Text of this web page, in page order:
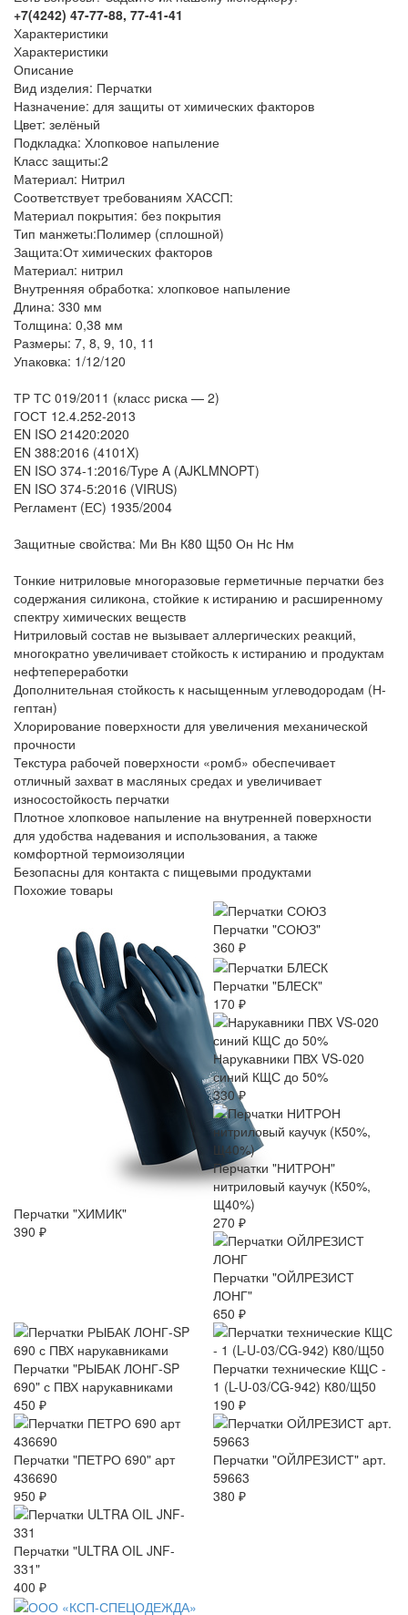
+7(4242) 47-77-88, 77-41-41
Характеристики
Характеристики
Описание
Вид изделия: Перчатки
Назначение: для защиты от химических факторов
Цвет: зелёный
Подкладка: Хлопковое напыление
Класс защиты:2
Материал: Нитрил
Соответствует требованиям ХАССП:
Материал покрытия: без покрытия
Тип манжеты:Полимер (сплошной)
Защита:От химических факторов
Материал: нитрил
Внутренняя обработка: хлопковое напыление
Длина: 330 мм
Толщина: 0,38 мм
Размеры: 7, 8, 9, 10, 11
Упаковка: 1/12/120
ТР ТС 019/2011 (класс риска — 2)
ГОСТ 12.4.252-2013
EN ISO 21420:2020
EN 388:2016 (4101X)
EN ISO 374-1:2016/Type A (AJKLMNOPT)
EN ISO 374-5:2016 (VIRUS)
Регламент (ЕС) 1935/2004
Защитные свойства: Ми Вн К80 Щ50 Он Нс Нм
Тонкие нитриловые многоразовые герметичные перчатки без
содержания силикона, стойкие к истиранию и расширенному
спектру химических веществ
Нитриловый состав не вызывает аллергических реакций,
многократно увеличивает стойкость к истиранию и продуктам
нефтепереработки
Дополнительная стойкость к насыщенным углеводородам (Н-
гептан)
Хлорирование поверхности для увеличения механической
прочности
Текстура рабочей поверхности «ромб» обеспечивает
отличный захват в масляных средах и увеличивает
износостойкость перчатки
Плотное хлопковое напыление на внутренней поверхности
для удобства надевания и использования, а также
комфортной термоизоляции
Безопасны для контакта с пищевыми продуктами
Похожие товары
Перчатки "ХИМИК"
390 ₽
Перчатки "СОЮЗ"
360 ₽
Перчатки "БЛЕСК"
170 ₽
Нарукавники ПВХ VS-020
синий КЩС до 50%
330 ₽
Перчатки "НИТРОН"
нитриловый каучук (К50%,
Щ40%)
270 ₽
Перчатки "ОЙЛРЕЗИСТ
ЛОНГ"
650 ₽
Перчатки "РЫБАК ЛОНГ-SP
690" с ПВХ нарукавниками
450 ₽
Перчатки технические КЩС -
1 (L-U-03/CG-942) К80/Щ50
190 ₽
Перчатки "ПЕТРО 690" арт
436690
950 ₽
Перчатки "ОЙЛРЕЗИСТ" арт.
59663
380 ₽
Перчатки "ULTRA OIL JNF-
331"
400 ₽